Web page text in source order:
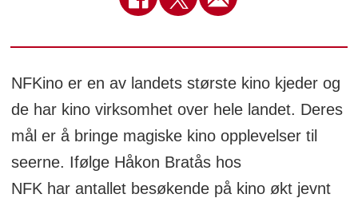
NFKino er en av landets største kino kjeder og
de har kino virksomhet over hele landet. Deres
mål er å bringe magiske kino opplevelser til
seerne. Ifølge Håkon Bratås hos
NFK har antallet besøkende på kino økt jevnt